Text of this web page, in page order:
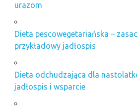
urazom
Dieta pescowegetariańska –
przykładowy jadłospis
Dieta odchudzająca dla
jadłospis i wsparcie